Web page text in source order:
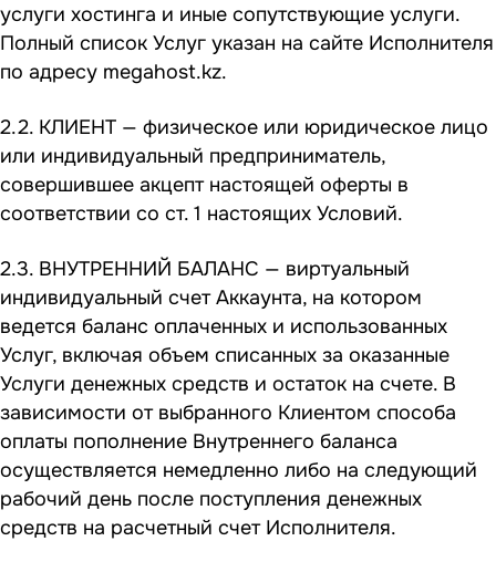
услуги хостинга и иные сопутствующие услуги.
Полный список Услуг указан на сайте Исполнителя
по адресу megahost.kz.
2.2. КЛИЕНТ — физическое или юридическое лицо
или индивидуальный предприниматель,
совершившее акцепт настоящей оферты в
соответствии со ст. 1 настоящих Условий.
2.3. ВНУТРЕННИЙ БАЛАНС — виртуальный
индивидуальный счет Аккаунта, на котором
ведется баланс оплаченных и использованных
Услуг, включая объем списанных за оказанные
Услуги денежных средств и остаток на счете. В
зависимости от выбранного Клиентом способа
оплаты пополнение Внутреннего баланса
осуществляется немедленно либо на следующий
рабочий день после поступления денежных
средств на расчетный счет Исполнителя.